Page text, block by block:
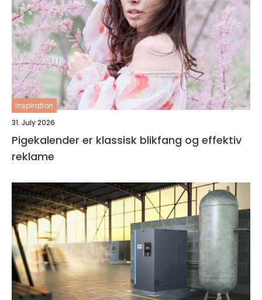
inspiration
31. July 2026
Pigekalender er klassisk blikfang og effektiv
reklame